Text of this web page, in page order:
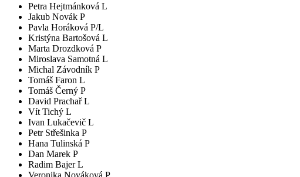
Petra Hejtmánková L
Jakub Novák P
Pavla Horáková P/L
Kristýna Bartošová L
Marta Drozdková P
Miroslava Samotná L
Michal Závodník P
Tomáš Faron L
Tomáš Černý P
David Prachař L
Vít Tichý L
Ivan Lukačevič L
Petr Střešinka P
Hana Tulinská P
Dan Marek P
Radim Bajer L
Veronika Nováková P